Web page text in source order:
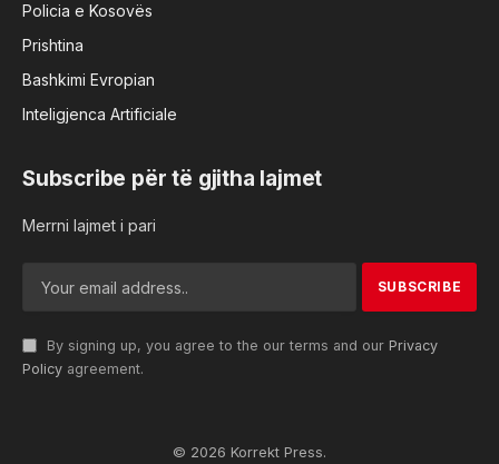
Policia e Kosovës
Prishtina
Bashkimi Evropian
Inteligjenca Artificiale
Subscribe për të gjitha lajmet
Merrni lajmet i pari
By signing up, you agree to the our terms and our Privacy
Policy agreement.
© 2026 Korrekt Press.